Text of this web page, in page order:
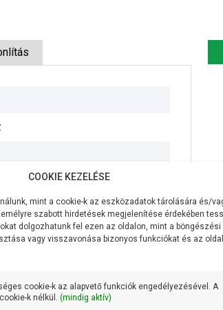
COOKIE KEZELÉSE
mint a cookie-k az eszközadatok tárolására és/
szabott hirdetések megjelenítése érdekében
dolgozhatunk fel ezen az oldalon, mint a
vagy visszavonása bizonyos funkciókat és az
cookie-k az alapvető funkciók engedélyezésével. A
k nélkül. (mindig aktív)